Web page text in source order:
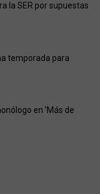
la SER por supuestas
temporada para
en 'Más de